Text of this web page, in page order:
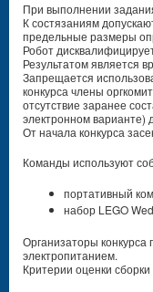
При выполнении
К состязаниям
предельные размеры
Робот
Результатом является
Запрещается
конкурса члены
отсутствие заранее
электронном варианте)
От начала конкурса
Команды используют
портативный
набор LEGO
Организаторы
электропитанием.
Критерии оценки